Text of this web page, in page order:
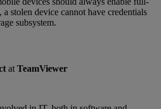
stolen device cannot have credentials
subsystem.
atTeamViewer